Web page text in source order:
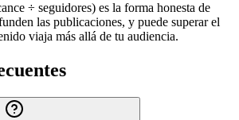
÷ seguidores) es la forma honesta de
las publicaciones, y puede superar el
viaja más allá de tu audiencia.